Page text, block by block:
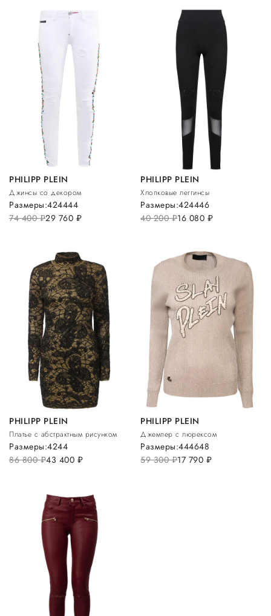
PHILIPP PLEIN
Джинсы со декором
74 400руб.29 760 руб.
Размеры:424444
PHILIPP PLEIN
Хлопковые леггинсы
40 200руб.16 080 руб.
Размеры:424446
PHILIPP PLEIN
Платье с абстрактным рисунком
86 800руб.43 400 руб.
Размеры:4244
PHILIPP PLEIN
Джемпер с люрексом
59 300руб.17 790 руб.
Размеры:444648